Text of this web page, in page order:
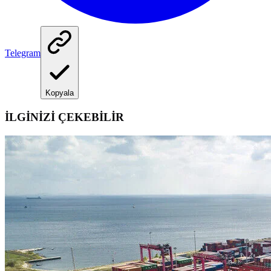
Telegram
Kopyala
İLGİNİZİ ÇEKEBİLİR